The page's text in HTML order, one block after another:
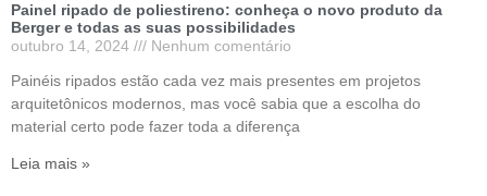
Painel ripado de poliestireno: conheça o novo produto da
Berger e todas as suas possibilidades
outubro 14, 2024
Nenhum comentário
Painéis ripados estão cada vez mais presentes em projetos
arquitetônicos modernos, mas você sabia que a escolha do
material certo pode fazer toda a diferença
Leia mais »